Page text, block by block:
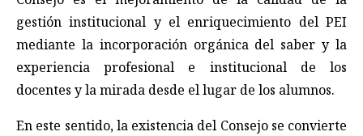
gestión institucional y el enriquecimiento del PEI
mediante la incorporación orgánica del saber y la
experiencia profesional e institucional de los
docentes y la mirada desde el lugar de los alumnos.
En este sentido, la existencia del Consejo se convierte